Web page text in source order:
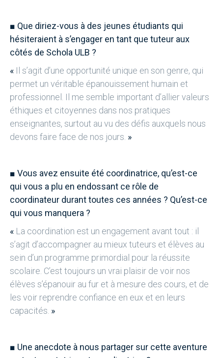
■ Que diriez-vous à des jeunes étudiants qui
hésiteraient à s’engager en tant que tuteur aux
côtés de Schola ULB ?
« Il s’agit d’une opportunité unique en son genre, qui
permet un véritable épanouissement humain et
professionnel. Il me semble important d’allier valeurs
éthiques et citoyennes dans nos pratiques
enseignantes, surtout au vu des défis auxquels nous
devons faire face de nos jours. »
■ Vous avez ensuite été coordinatrice, qu’est-ce
qui vous a plu en endossant ce rôle de
coordinateur durant toutes ces années ? Qu’est-ce
qui vous manquera ?
« La coordination est un engagement avant tout : il
s’agit d’accompagner au mieux tuteurs et élèves au
sein d’un programme primordial pour la réussite
scolaire. C’est toujours un vrai plaisir de voir nos
élèves s’épanouir au fur et à mesure des cours, et de
les voir reprendre confiance en eux et en leurs
capacités. »
■ Une anecdote à nous partager sur cette aventure